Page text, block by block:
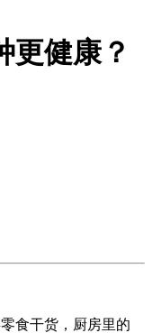
更健康？
食干货，厨房里的